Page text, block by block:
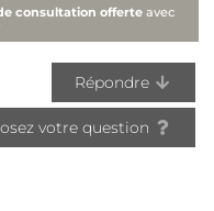
consultation offerte avec
Répondre
votre question